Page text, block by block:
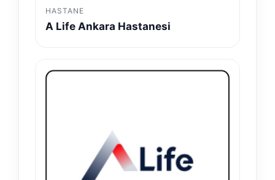
HASTANE
A Life Ankara Hastanesi